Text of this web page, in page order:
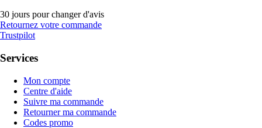
30 jours pour changer d'avis
Retournez votre commande
Trustpilot
Services
Mon compte
Centre d'aide
Suivre ma commande
Retourner ma commande
Codes promo